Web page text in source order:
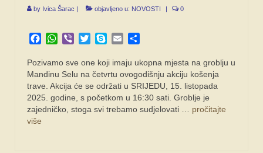
FORUM
by Ivica Šarac | objavljeno u: NOVOSTI | 0
Facebook
WhatsApp
Viber TwitterSkypeEmail
Pozivamo sve one koji imaju ukopna mjesta na groblju u
Mandinu Selu na četvrtu ovogodišnju akciju košenja
trave. Akcija će se održati u SRIJEDU, 15. listopada
2025. godine, s početkom u 16:30 sati. Groblje je
zajedničko, stoga svi trebamo sudjelovati … pročitajte
više